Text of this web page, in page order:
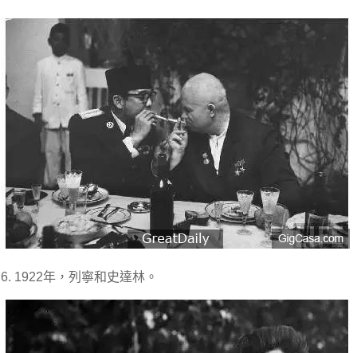
6. 1922年，列寧和史達林。